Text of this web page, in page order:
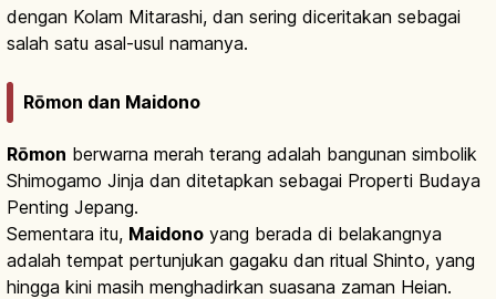
dengan Kolam Mitarashi, dan sering diceritakan sebagai
salah satu asal-usul namanya.
Rōmon dan Maidono
Rōmon berwarna merah terang adalah bangunan simbolik
Shimogamo Jinja dan ditetapkan sebagai Properti Budaya
Penting Jepang.
Sementara itu, Maidono yang berada di belakangnya
adalah tempat pertunjukan gagaku dan ritual Shinto, yang
hingga kini masih menghadirkan suasana zaman Heian.